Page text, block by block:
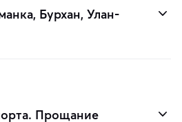
Бурхан, Улан-
Прощание